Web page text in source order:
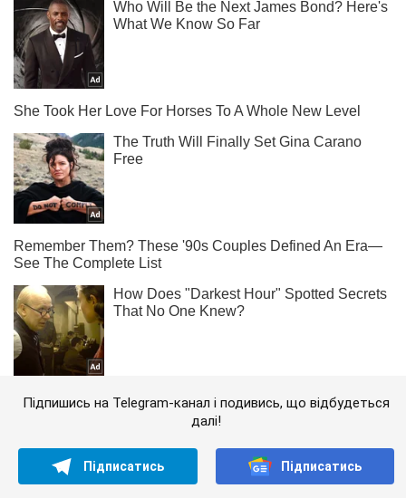
Підпишись на Telegram-канал і подивись, що відбудеться
далі!
Підписатись Підписатись